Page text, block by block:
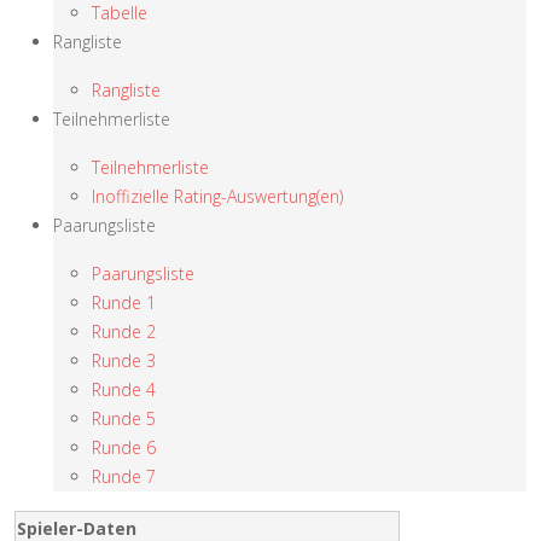
Tabelle
Rangliste
Rangliste
Teilnehmerliste
Teilnehmerliste
Inoffizielle Rating-Auswertung(en)
Paarungsliste
Paarungsliste
Runde 1
Runde 2
Runde 3
Runde 4
Runde 5
Runde 6
Runde 7
Spieler-Daten